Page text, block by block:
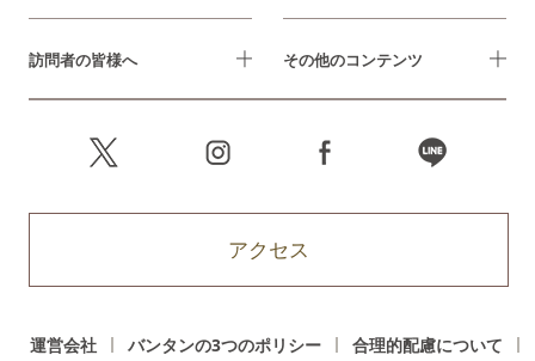
訪問者の皆様へ その他のコンテンツ
アクセス
運営会社 バンタンの3つのポリシー
合理的配慮について